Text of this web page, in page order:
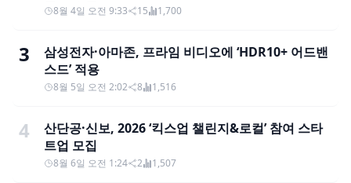
8월 4일 오전 9:33 15 1,700
3
삼성전자·아마존, 프라임 비디오에 ‘HDR10+ 어드밴
스드’ 적용
8월 5일 오전 2:02 8 1,516
4
산단공·신보, 2026 ‘킥스업 챌린지&로컬’ 참여 스타
트업 모집
8월 6일 오전 1:24 2 1,507